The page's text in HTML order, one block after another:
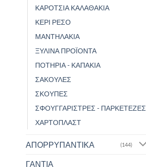
ΚΑΡΟΤΣΙΑ ΚΑΛΑΘΑΚΙΑ
ΚΕΡΙ ΡΕΣΟ
ΜΑΝΤΗΛΑΚΙΑ
ΞΥΛΙΝΑ ΠΡΟΪΟΝΤΑ
ΠΟΤΗΡΙΑ - ΚΑΠΑΚΙΑ
ΣΑΚΟΥΛΕΣ
ΣΚΟΥΠΕΣ
ΣΦΟΥΓΓΑΡΙΣΤΡΕΣ - ΠΑΡΚΕΤΕΖΕΣ
ΧΑΡΤΟΠΛΑΣΤ
ΑΠΟΡΡΥΠΑΝΤΙΚΑ (144)
ΓΑΝΤΙΑ